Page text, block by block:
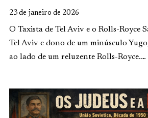
23 de janeiro de 2026
O Taxista de Tel Aviv e o Rolls-Royce
Tel Aviv e dono de um minúsculo
ao lado de um reluzente Rolls-Royce.…